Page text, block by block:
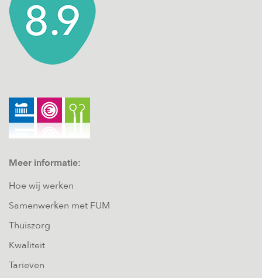
Meer informatie:
Hoe wij werken
Samenwerken met FUM
Thuiszorg
Kwaliteit
Tarieven